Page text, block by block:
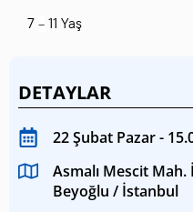
7 – 11 Yaş
DETAYLAR
22 Şubat Pazar -
Asmalı Mescit
Beyoğlu / İstanbul